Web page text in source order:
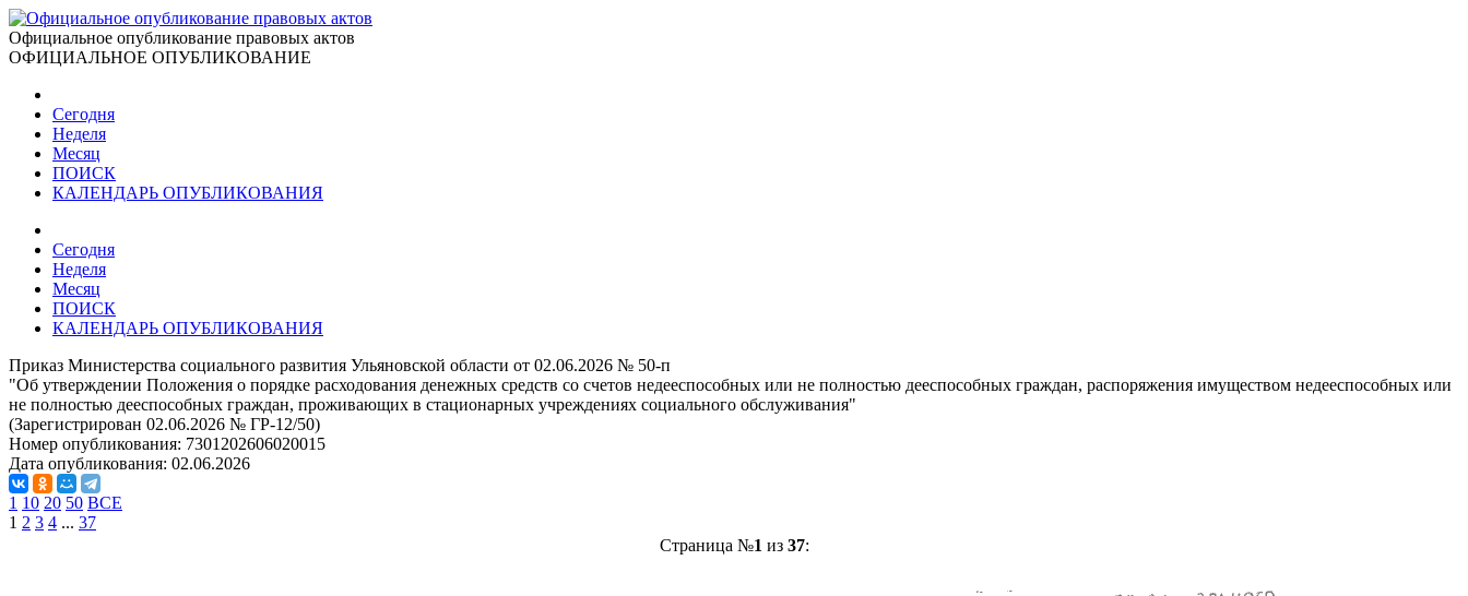
Официальное опубликование правовых актов
ОФИЦИАЛЬНОЕ ОПУБЛИКОВАНИЕ
Сегодня
Неделя
Месяц
ПОИСК
КАЛЕНДАРЬ ОПУБЛИКОВАНИЯ
Сегодня
Неделя
Месяц
ПОИСК
КАЛЕНДАРЬ ОПУБЛИКОВАНИЯ
Приказ Министерства социального развития Ульяновской области от 02.06.2026 № 50-п
"Об утверждении Положения о порядке расходования денежных средств со счетов недееспособных или не полностью дееспособных граждан, распоряжения имуществом недееспособных или
не полностью дееспособных граждан, проживающих в стационарных учреждениях социального обслуживания"
(Зарегистрирован 02.06.2026 № ГР-12/50)
Номер опубликования: 7301202606020015
Дата опубликования: 02.06.2026
1 10 20 50 ВСЕ
1 2 3 4 ... 37
Страница №1 из 37: